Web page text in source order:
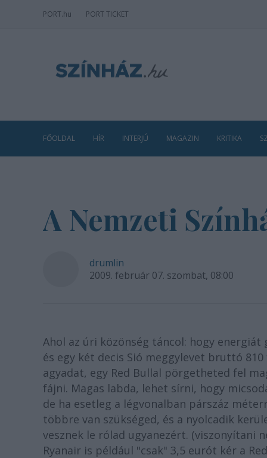
PORT.hu PORT TICKET
FŐOLDAL HÍR INTERJÚ MAGAZIN KRITIKA
A Nemzeti
drumlin
2009. február 07. szombat, 08:00
Ahol az úri közönség táncol: hogy energiát
és egy két decis Sió meggylevet bruttó
agyadat, egy Red Bullal pörgetheted fel
fájni. Magas labda, lehet sírni, hogy
de ha esetleg a légvonalban párszáz
többre van szükséged, és a nyolcadik
vesznek le rólad ugyanezért. (viszonyítani
Ryanair is például "csak" 3,5 eurót kér a